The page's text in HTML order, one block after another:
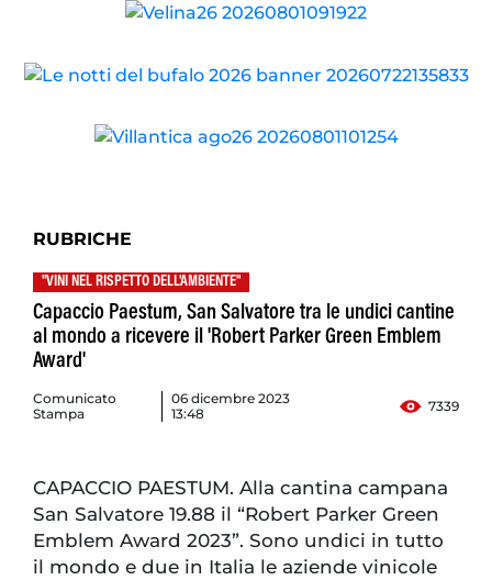
RUBRICHE
"VINI NEL RISPETTO DELL'AMBIENTE"
Capaccio Paestum, San Salvatore tra le undici cantine
al mondo a ricevere il 'Robert Parker Green Emblem
Award'
Comunicato
Stampa
06 dicembre 2023
13:48
7339
CAPACCIO PAESTUM. Alla cantina campana
San Salvatore 19.88 il “Robert Parker Green
Emblem Award 2023”. Sono undici in tutto
il mondo e due in Italia le aziende vinicole